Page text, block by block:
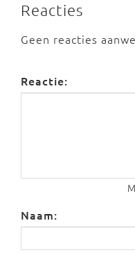
Reacties
Geen reacties
Reactie:
Naam: